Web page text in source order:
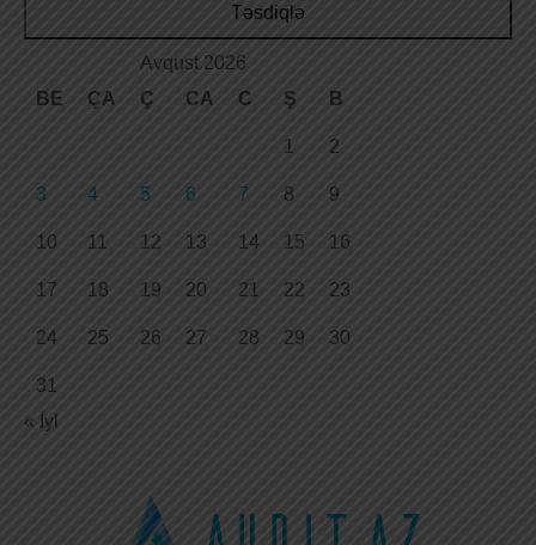
Təsdiqlə
Avqust 2026
BE
ÇA Ç CA C Ş B
1 2
3 4 5 6 7 8 9
10 11 12 13 14 15 16
17 18 19 20 21 22 23
24 25 26 27 28 29 30
31
« İyl